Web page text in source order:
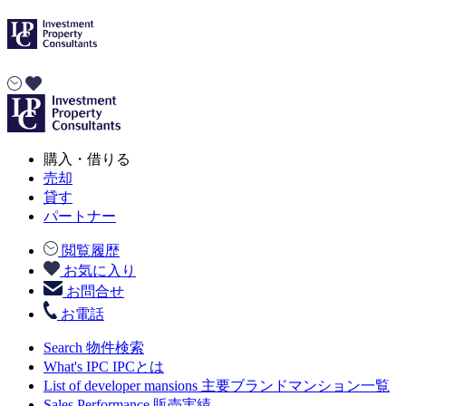
購入・借りる
売却
貸す
パートナー
閲覧履歴
お気に入り
お問合せ
お電話
Search 物件検索
What's IPC IPCとは
List of developer mansions 主要ブランドマンション一覧